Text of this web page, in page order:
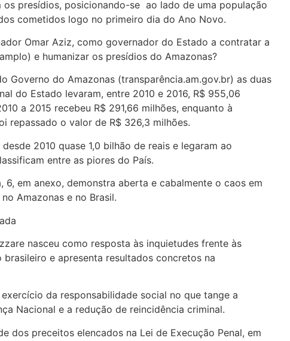
presídios, posicionando-se ao lado de uma população
cometidos logo no primeiro dia do Ano Novo.
Omar Aziz, como governador do Estado a contratar a
e humanizar os presídios do Amazonas?
Governo do Amazonas (transparência.am.gov.br) as duas
do Estado levaram, entre 2010 e 2016, R$ 955,06
a 2015 recebeu R$ 291,66 milhões, enquanto à
repassado o valor de R$ 326,3 milhões.
2010 quase 1,0 bilhão de reais e legaram ao
entre as piores do País.
em anexo, demonstra aberta e cabalmente o caos em
Amazonas e no Brasil.
nasceu como resposta às inquietudes frente às
e apresenta resultados concretos na
da responsabilidade social no que tange a
Nacional e a redução de reincidência criminal.
dos preceitos elencados na Lei de Execução Penal, em